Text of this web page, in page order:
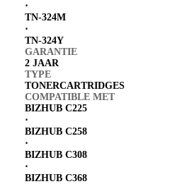
⋅
TN-324M
⋅
TN-324Y
GARANTIE
2 JAAR
TYPE
TONERCARTRIDGES
COMPATIBLE MET
BIZHUB C225
⋅
BIZHUB C258
⋅
BIZHUB C308
⋅
BIZHUB C368